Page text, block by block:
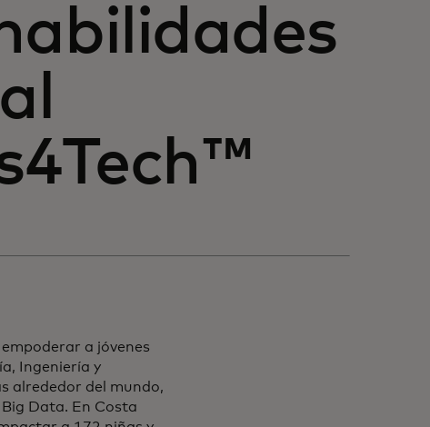
a jóvenes
Ingeniería y
alrededor del mundo,
Data. En Costa